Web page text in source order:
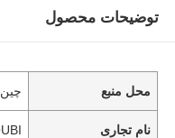
توضیحات محصول
محل منبع چین
نام تجاری